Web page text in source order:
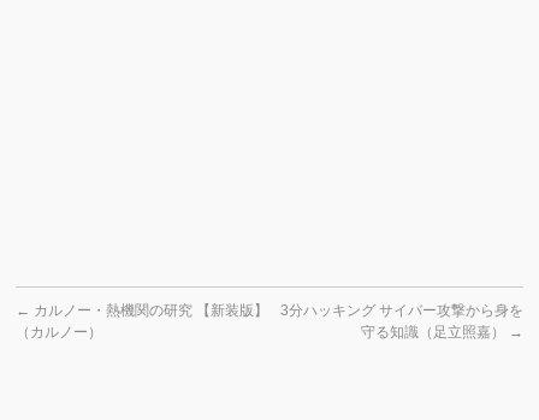
← カルノー・熱機関の研究 【新装版】
（カルノー）
3分ハッキング サイバー攻撃から身を
守る知識（足立照嘉）
→